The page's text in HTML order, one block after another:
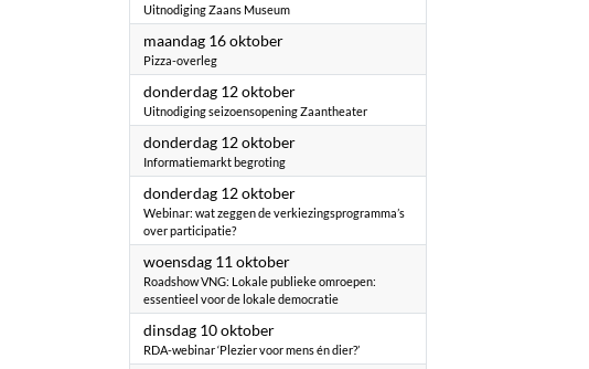
Uitnodiging Zaans Museum
maandag 16 oktober2023
Pizza-overleg
donderdag 12 oktober2023
Uitnodiging seizoensopening Zaantheater
donderdag 12 oktober2023
Informatiemarkt begroting
donderdag 12 oktober2023
Webinar: wat zeggen de verkiezingsprogramma’s
over participatie?
woensdag 11 oktober2023
Roadshow VNG: Lokale publieke omroepen:
essentieel voor de lokale democratie
dinsdag 10 oktober2023
RDA-webinar ‘Plezier voor mens én dier?’